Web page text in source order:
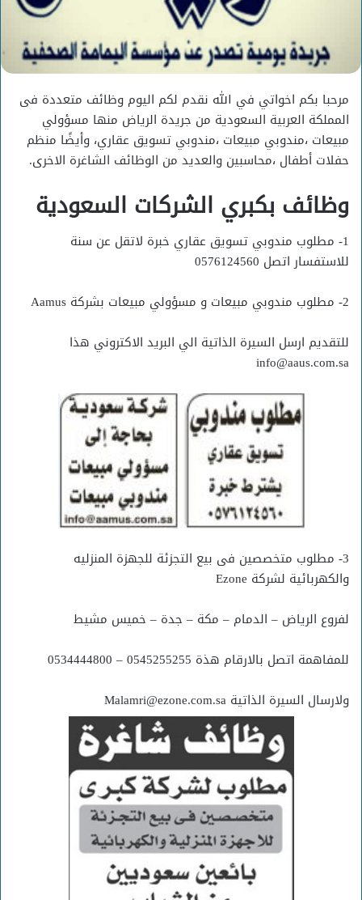
مرحبا بكم اخواتي في الله نقدم لكم اليوم وظائف متعددة فى
المملكة العربية السعودية من جريدة الرياض منها مسؤولي
مبيعات ،مندوبي مبيعات ،مندوبي تسويق عقاري، وأيضًا منظم
حفلات أطفال ،محاسبين والعديد من الوظائف الشاغرة الاخرى.
وظائف بكبري الشركات السعودية
1- مطلوب مندوبي تسويق عقاري خبرة لاتقل عن سنة
للاستفسار اتصل 0576124560
2- مطلوب مندوبي مبيعات و مسؤولي مبيعات بشركة Aamus
للتقديم ارسل السيرة الذاتية الي البريد الاكتروني هذا
info@aaus.com.sa
3- مطلوب متخصصين فى بيع التجزئة للجهزة المنزليه
والكهربائية لشركة Ezone
لفروع الرياض – الدمام – مكة – جدة – خميس مشيط
للمفاهمة اتصل بالارقام هذة 0545255255 – 0534444800
ولارسال السيرة الذاتية Malamri@ezone.com.sa